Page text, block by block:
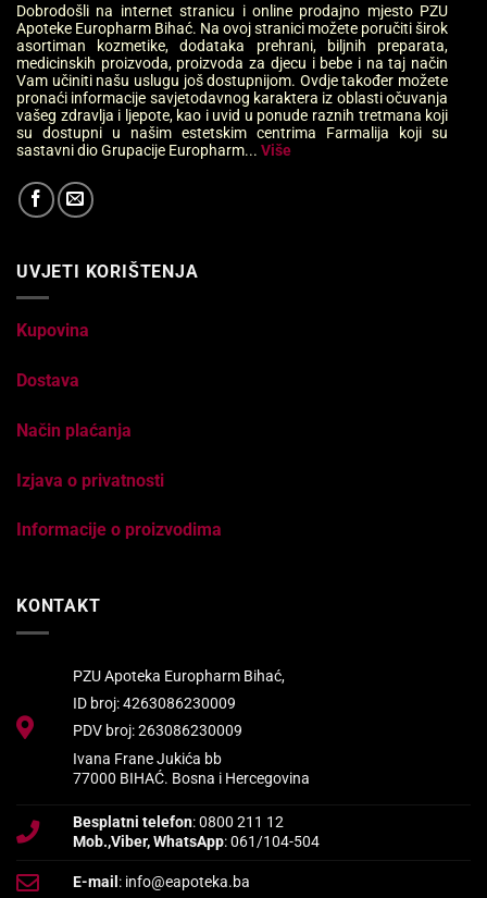
Dobrodošli na internet stranicu i online prodajno mjesto PZU
Apoteke Europharm Bihać. Na ovoj stranici možete poručiti širok
asortiman kozmetike, dodataka prehrani, biljnih preparata,
medicinskih proizvoda, proizvoda za djecu i bebe i na taj način
Vam učiniti našu uslugu još dostupnijom. Ovdje također možete
pronaći informacije savjetodavnog karaktera iz oblasti očuvanja
vašeg zdravlja i ljepote, kao i uvid u ponude raznih tretmana koji
su dostupni u našim estetskim centrima Farmalija koji su
sastavni dio Grupacije Europharm... Više
UVJETI KORIŠTENJA
Kupovina
Dostava
Način plaćanja
Izjava o privatnosti
Informacije o proizvodima
KONTAKT
PZU Apoteka Europharm Bihać,
ID broj: 4263086230009
PDV broj: 263086230009
Ivana Frane Jukića bb
77000 BIHAĆ. Bosna i Hercegovina
Besplatni telefon: 0800 211 12
Mob.,Viber, WhatsApp: 061/104-504
E-mail : info@eapoteka.ba